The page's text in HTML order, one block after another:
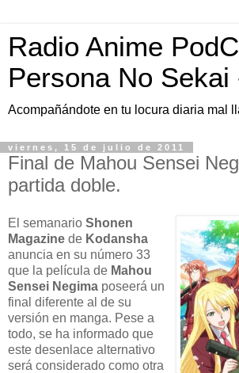
Radio Anime
Persona No Sekai
Acompañándote en tu locura diaria mal
viernes, 15 de julio de 2011
Final de Mahou Sensei
partida doble.
El semanario Shonen
Magazine de Kodansha
anuncia en su número 33
que la película de Mahou
Sensei Negima poseerá un
final diferente al de su
versión en manga. Pese a
todo, se ha informado que
este desenlace alternativo
será considerado como otra